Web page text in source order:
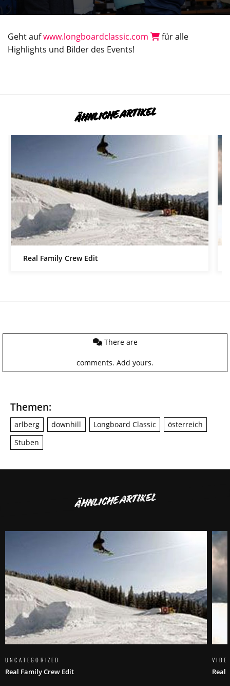
Geht aufwww.longboardclassic.com
für alle
Highlights und Bilder des Events!
ÄHNLICHE ARTIKEL
Real Family Crew Edit
There are
comments. Add yours.
Themen:
arlberg downhill Longboard Classic
österreich
Stuben
ÄHNLICHE ARTIKEL
UNCATEGORIZED
Real Family Crew Edit Real